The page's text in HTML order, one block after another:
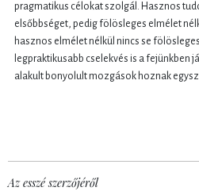
pragmatikus célokat szolgál. Hasznos
elsőbbséget, pedig fölösleges elmélet
hasznos elmélet nélkül nincs se
legpraktikusabb cselekvés is a fejünkben
alakult bonyolult mozgások hoznak
Az esszé szerzőjéről